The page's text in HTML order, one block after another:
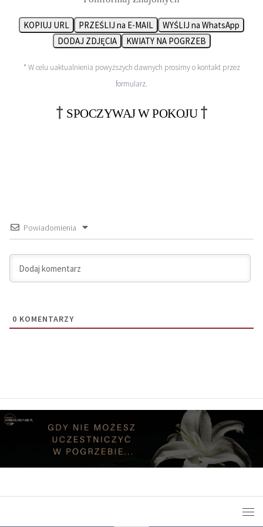
KOPIUJ URL PRZEŚLIJ na E-MAIL
WYŚLIJ na WhatsApp
DODAJ ZDJĘCIA
KWIATY NA POGRZEB
* W celu uaktualnienia powyższych dawnych prosimy o kontakt przez
formularz.
† SPOCZYWAJ W POKOJU †
Powiadomienia
0 KOMENTARZY